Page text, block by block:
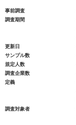
事前調査
調査期間
更新日
サンプル数
規定人数
調査企業数
定義
調査対象者